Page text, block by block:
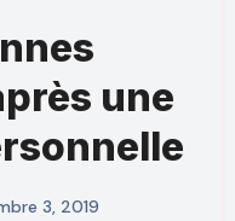
une
3, 2019